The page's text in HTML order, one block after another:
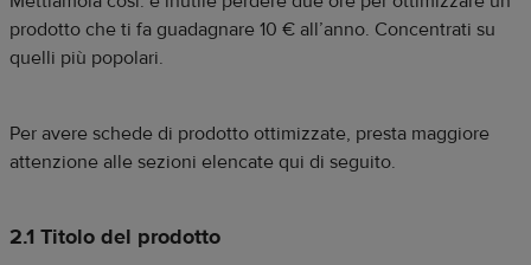
prodotto che ti fa guadagnare 10 € all’anno. Concentrati su
quelli più popolari.
Per avere schede di prodotto ottimizzate, presta maggiore
attenzione alle sezioni elencate qui di seguito.
2.1 Titolo del prodotto